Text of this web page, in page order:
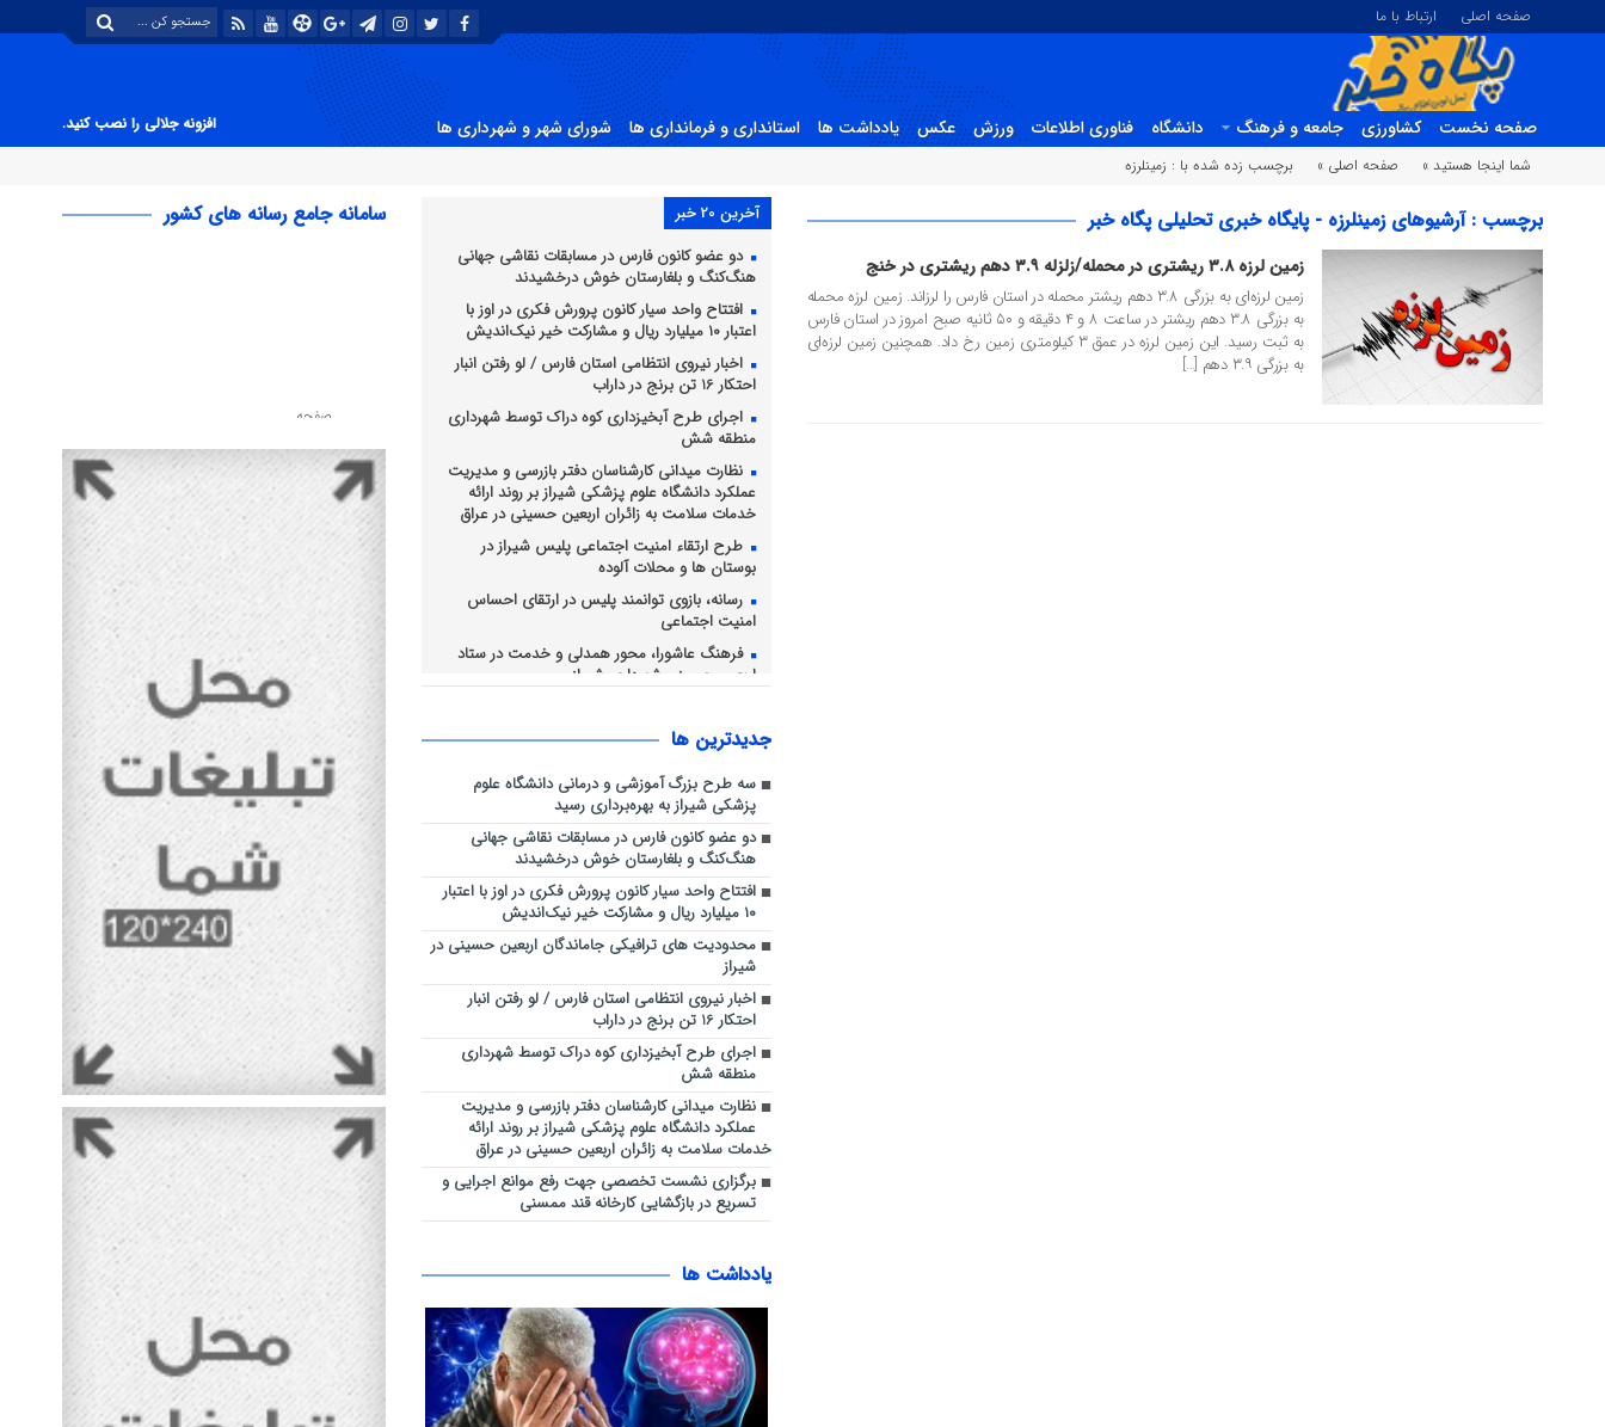
صفحه اصلی ارتباط با ما
صفحه نخست کشاورزی جامعه و فرهنگ دانشگاه فناوری اطلاعات ورزش عکس یادداشت ها استانداری و فرمانداری ها شورای شهر و شهرداری ها
افزونه جلالی را نصب کنید.
شما اینجا هستید »
صفحه اصلی » برچسب زده شده با : زمینلرزه
برچسب : آرشیوهای زمینلرزه - پایگاه خبری تحلیلی پگاه خبر
23 خرداد 1399 زمین لرزه ۳.۸ ریشتری در محمله/زلزله ۳.۹ دهم ریشتری در خنج
زمین لرزه‌ای به بزرگی ۳.۸ دهم ریشتر محمله در استان فارس را لرزاند. زمین لرزه‌ محمله
به بزرگی ۳.۸ دهم ریشتر در ساعت ۸ و ۴ دقیقه و ۵۰ ثانیه صبح امروز در استان فارس
به ثبت رسید. این زمین لرزه در عمق ۳ کیلومتری زمین رخ داد. همچنین زمین لرزه‌ای
به بزرگی ۳.۹ دهم […]
آخرین 20 خبر
دو عضو کانون فارس در مسابقات نقاشی جهانی
هنگ‌کنگ و بلغارستان خوش درخشیدند
افتتاح واحد سیار کانون پرورش فکری در اوز با
اعتبار ۱۰ میلیارد ریال و مشارکت خیر نیک‌اندیش
اخبار نیروی انتظامی استان فارس / لو رفتن انبار
احتکار 16 تن برنج در داراب
اجرای طرح آبخیزداری کوه دراک توسط شهرداری
منطقه شش
نظارت میدانی کارشناسان دفتر بازرسی و مدیریت
عملکرد دانشگاه علوم پزشکی شیراز بر روند ارائه
خدمات سلامت به زائران اربعین حسینی در عراق
طرح ارتقاء امنیت اجتماعی پلیس شیراز در
بوستان ها و محلات آلوده
رسانه، بازوی توانمند پلیس در ارتقای احساس
امنیت اجتماعی
فرهنگ عاشورا، محور همدلی و خدمت در ستاد
اربعین حسینی شهرداری شیراز
پشتکوه شهرستان نی‌ریز
شیراز ادامه دارد
جديدترين ها
سه طرح بزرگ آموزشی و درمانی دانشگاه علوم
پزشکی شیراز به بهره‌برداری رسید
دو عضو کانون فارس در مسابقات نقاشی جهانی
هنگ‌کنگ و بلغارستان خوش درخشیدند
افتتاح واحد سیار کانون پرورش فکری در اوز با اعتبار
۱۰ میلیارد ریال و مشارکت خیر نیک‌اندیش
محدودیت های ترافیکی جاماندگان اربعین حسینی در
شیراز
اخبار نیروی انتظامی استان فارس / لو رفتن انبار
احتکار 16 تن برنج در داراب
اجرای طرح آبخیزداری کوه دراک توسط شهرداری
منطقه شش
نظارت میدانی کارشناسان دفتر بازرسی و مدیریت
عملکرد دانشگاه علوم پزشکی شیراز بر روند ارائه
خدمات سلامت به زائران اربعین حسینی در عراق
برگزاری نشست تخصصی جهت رفع موانع اجرایی و
تسریع در بازگشایی کارخانه قند ممسنی
یادداشت ها
سامانه جامع رسانه های کشور